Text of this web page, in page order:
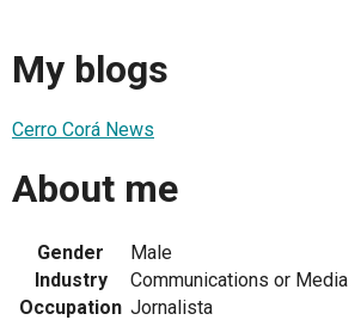
My blogs
Cerro Corá News
About me
Gender
Male
Industry
Communications or Media
Occupation Jornalista